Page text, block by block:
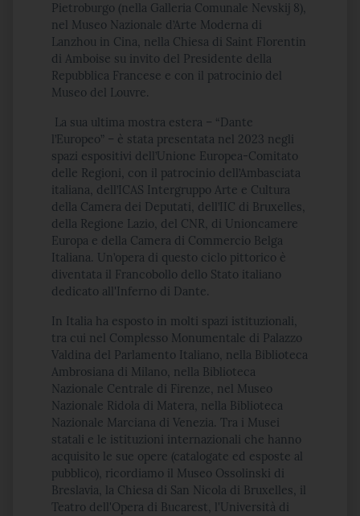
Pietroburgo (nella Galleria Comunale Nevskij 8),
nel Museo Nazionale d’Arte Moderna di
Lanzhou in Cina, nella Chiesa di Saint Florentin
di Amboise su invito del Presidente della
Repubblica Francese e con il patrocinio del
Museo del Louvre.
La sua ultima mostra estera – “Dante
l’Europeo” – è stata presentata nel 2023 negli
spazi espositivi dell’Unione Europea-Comitato
delle Regioni, con il patrocinio dell’Ambasciata
italiana, dell’ICAS Intergruppo Arte e Cultura
della Camera dei Deputati, dell’IIC di Bruxelles,
della Regione Lazio, del CNR, di Unioncamere
Europa e della Camera di Commercio Belga
Italiana. Un’opera di questo ciclo pittorico è
diventata il Francobollo dello Stato italiano
dedicato all'Inferno di Dante.
In Italia ha esposto in molti spazi istituzionali,
tra cui nel Complesso Monumentale di Palazzo
Valdina del Parlamento Italiano, nella Biblioteca
Ambrosiana di Milano, nella Biblioteca
Nazionale Centrale di Firenze, nel Museo
Nazionale Ridola di Matera, nella Biblioteca
Nazionale Marciana di Venezia. Tra i Musei
statali e le istituzioni internazionali che hanno
acquisito le sue opere (catalogate ed esposte al
pubblico), ricordiamo il Museo Ossolinski di
Breslavia, la Chiesa di San Nicola di Bruxelles, il
Teatro dell'Opera di Bucarest, l'Università di